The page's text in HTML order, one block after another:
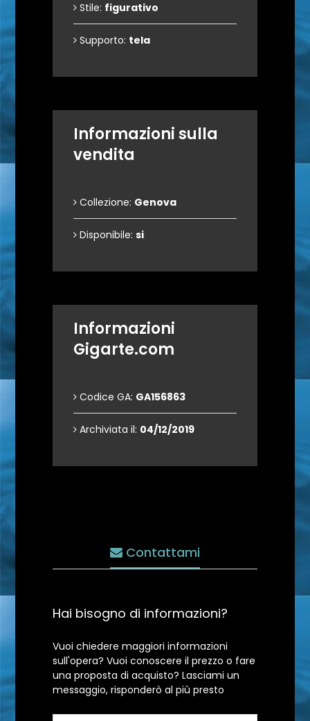
Stile: figurativo
Supporto: tela
Informazioni sulla
vendita
Collezione: Genova
Disponibile: si
Informazioni
Gigarte.com
Codice GA: GA156863
Archiviata il: 04/12/2019
Contattami
Hai bisogno di informazioni?
Vuoi chiedere maggiori informazioni
sull'opera? Vuoi conoscere il prezzo o fare
una proposta di acquisto? Lasciami un
messaggio, risponderò al più presto